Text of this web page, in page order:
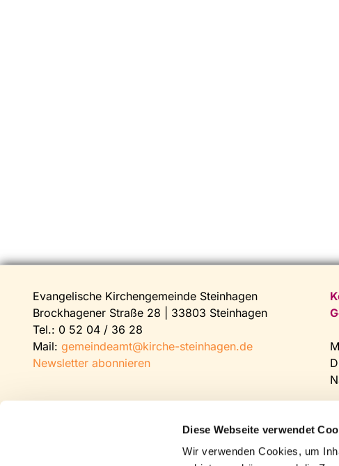
Diese Webseite verwendet
Wir verwenden Cookies, um
Evangelische Kirchengemeinde Steinhagen
Brockhagener Straße 28 | 33803 Steinhagen
Tel.: 0 52 04 / 36 28
Mail: gemeindeamt@kirche-steinhagen.de
Newsletter abonnieren